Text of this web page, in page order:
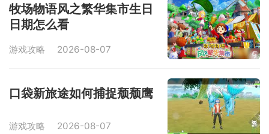
牧场物语风之繁华集市生日
日期怎么看
游戏攻略 2026-08-07
口袋新旅途如何捕捉颓颓鹰
游戏攻略 2026-08-07